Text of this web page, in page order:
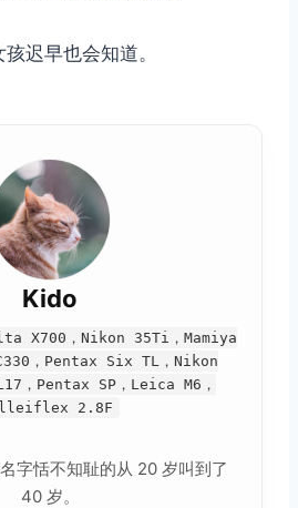
迟早也会知道。
Kido
X700，Nikon 35Ti，Mamiya
，Pentax Six TL，Nikon
，Pentax SP，Leica M6，
2.8F
字恬不知耻的从 20 岁叫到了
40 岁。